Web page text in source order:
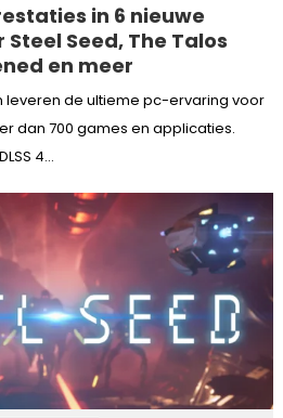
in 6 nieuwe
Seed, The Talos
en meer
leveren de ultieme pc-ervaring voor
dan 700 games en applicaties.
4...